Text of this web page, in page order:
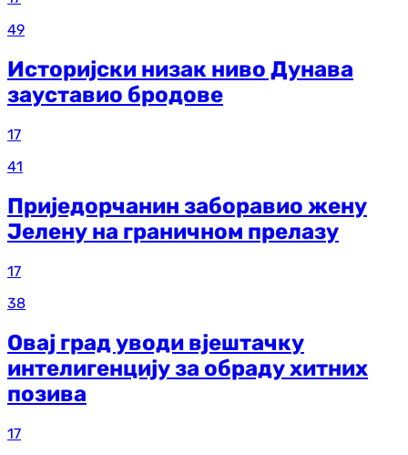
49
Историјски низак ниво Дунава
зауставио бродове
17
41
Приједорчанин заборавио жену
Јелену на граничном прелазу
17
38
Овај град уводи вјештачку
интелигенцију за обраду хитних
позива
17